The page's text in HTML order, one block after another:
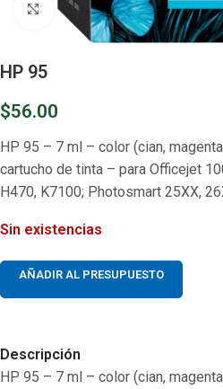
Clic para ampliar
HP 95
$56.00
HP 95 – 7 ml – color (cian,
cartucho de tinta – para Officejet
H470, K7100; Photosmart 25XX,
Sin existencias
AÑADIR AL PRESUPUESTO
Descripción
HP 95 – 7 ml – color (cian,